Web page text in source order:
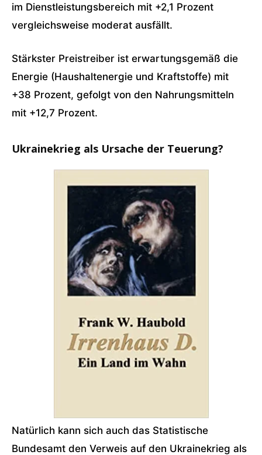
im Dienstleistungsbereich mit +2,1 Prozent
vergleichsweise moderat ausfällt.
Stärkster Preistreiber ist erwartungsgemäß die
Energie (Haushaltenergie und Kraftstoffe) mit
+38 Prozent, gefolgt von den Nahrungsmitteln
mit +12,7 Prozent.
Ukrainekrieg als Ursache der Teuerung?
Natürlich kann sich auch das Statistische
Bundesamt den Verweis auf den Ukrainekrieg als